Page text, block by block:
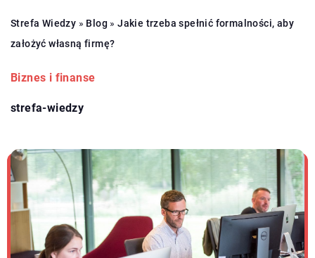
Strefa Wiedzy » Blog »Jakie trzeba spełnić formalności, aby
założyć własną firmę?
Biznes i finanse
strefa-wiedzy